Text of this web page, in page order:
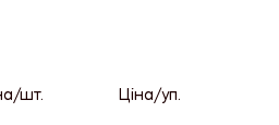
шт. Ціна/уп.